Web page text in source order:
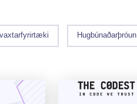
Hugbúnaðarþróun